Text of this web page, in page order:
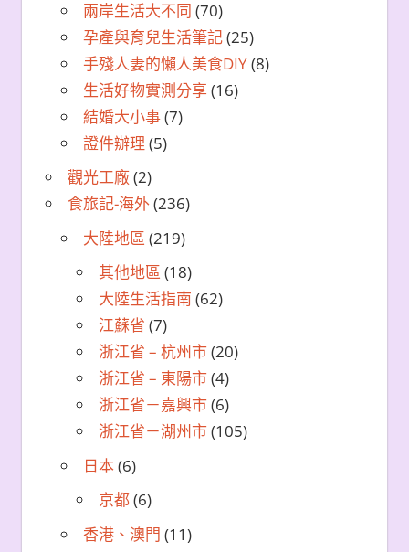
兩岸生活大不同 (70)
孕產與育兒生活筆記(25)
手殘人妻的懶人美食DIY(8)
生活好物實測分享 (16)
結婚大小事(7)
證件辦理 (5)
觀光工廠(2)
食旅記-海外(236)
大陸地區 (219)
其他地區 (18)
大陸生活指南 (62)
江蘇省 (7)
浙江省 – 杭州市(20)
浙江省 – 東陽市(4)
浙江省－嘉興市(6)
浙江省－湖州市(105)
日本(6)
京都(6)
香港、澳門 (11)